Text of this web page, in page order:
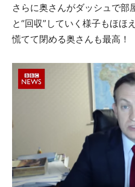
さらに奥さんがダッシュで部
と“回収”していく様子もほほ
慌てて閉める奥さんも最高！